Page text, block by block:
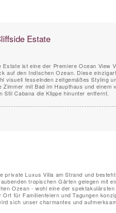
Estate
Estate ist eine der Premiere Ocean View
auf den Indischen Ozean. Diese
visuell fesselnden zeitgemäßes Styling
mit Bad im Haupthaus und einem
Stil Cabana die Klippe hinunter entfernt.
private Luxus Villa am Strand und
tropischen Gärten gelegen mit
Ozean - wohl eine der
Ort für Familienfeiern und Tagungen
sich unser charmantes und